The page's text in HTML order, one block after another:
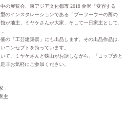
の展覧会、東アジア⽂化都市 2018 ⾦沢「変容する
のインスタレーションである「ブーフーウーの藁の
が地主、ミヤケさんが大家、そして一日家主として、
の「工芸建築展」にも出品します。その出品作品は、
コンセプトを持っています。
て、ミヤケさんと猿山がお話しながら、「コップ酒と
非お気軽にご参加ください。
」
主